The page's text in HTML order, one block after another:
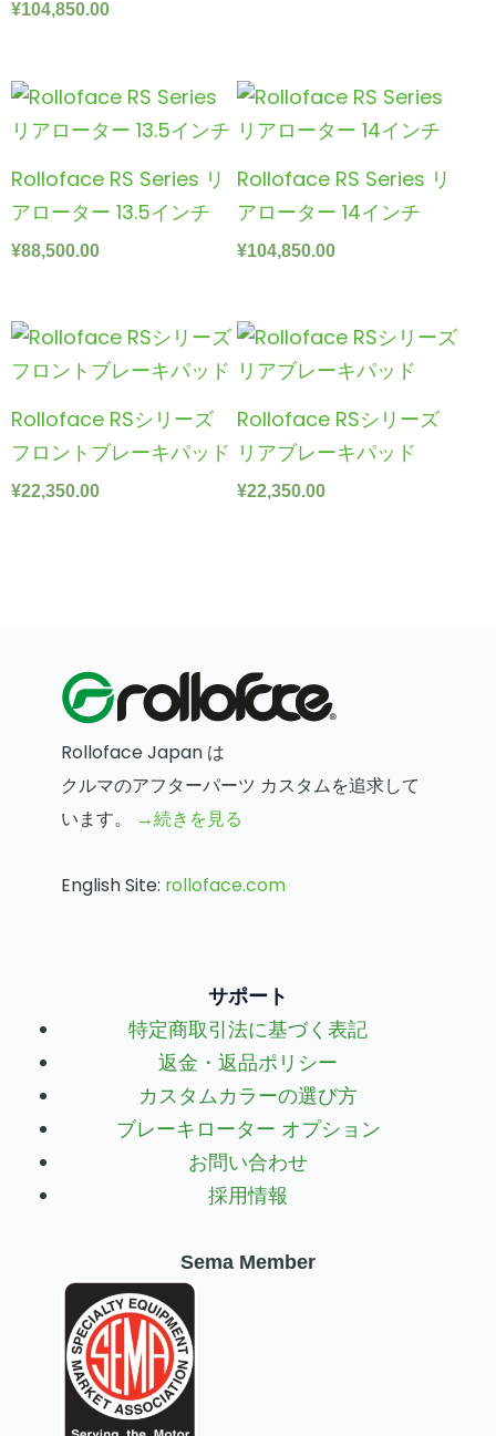
¥104,850.00
Rolloface RS Series リ
アローター 13.5インチ
¥88,500.00
Rolloface RS Series リ
アローター 14インチ
¥104,850.00
Rolloface RSシリーズ
フロントブレーキパッド
¥22,350.00
Rolloface RSシリーズ
リアブレーキパッド
¥22,350.00
Rolloface Japan は
クルマのアフターパーツ カスタムを追求して
います。
→続きを見る
English Site: rolloface.com
サポート
特定商取引法に基づく表記
返金・返品ポリシー
カスタムカラーの選び方
ブレーキローター オプション
お問い合わせ
採用情報
Sema Member